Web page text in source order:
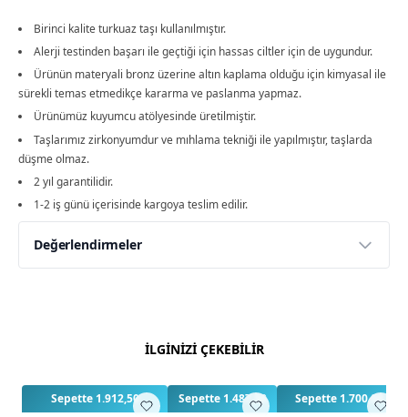
Birinci kalite turkuaz taşı kullanılmıştır.
Alerji testinden başarı ile geçtiği için hassas ciltler için de uygundur.
Ürünün materyali bronz üzerine altın kaplama olduğu için kimyasal ile
sürekli temas etmedikçe kararma ve paslanma yapmaz.
Ürünümüz kuyumcu atölyesinde üretilmiştir.
Taşlarımız zirkonyumdur ve mıhlama tekniği ile yapılmıştır, taşlarda
düşme olmaz.
2 yıl garantilidir.
1-2 iş günü içerisinde kargoya teslim edilir.
Değerlendirmeler
Bu ürün için henüz değerlendirme yapılmamış.
İLGİNİZİ ÇEKEBİLİR
Sepette 1.912,50 Sepette 1.487,50 Sepette 1.700,00